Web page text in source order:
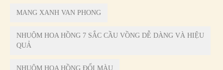
MANG XANH VAN PHONG
NHUỘM HOA HỒNG 7 SẮC CẦU VỒNG DỄ DÀNG VÀ HIỆU
QUẢ
NHUỘM HOA HỒNG ĐỔI MÀU